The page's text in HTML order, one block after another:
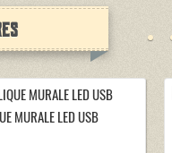
MURALE LED USB